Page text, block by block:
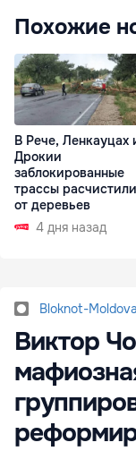
Похожие
В Рече, Ленкауцах
Дрокии
заблокированные
трассы расчистили
от деревьев
4 дня назад
Bloknot-Moldova
Виктор